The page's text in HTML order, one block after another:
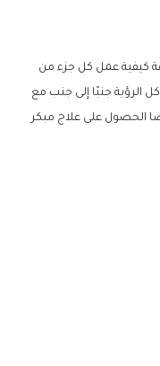
كيفية عمل كل جزء من
الرؤية جنبًا إلى جنب مع
الحصول على علاج مبكر